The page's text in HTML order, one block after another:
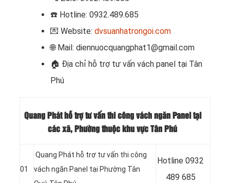
☎️ Hotline: 0932.489.685
💌 Website: dvsuanhatrongoi.com
🌐 Mail: diennuocquangphat1@gmail.com
🏠 Địa chỉ hỗ trợ tư vấn vách panel tại Tân
Phú
Quang Phát hỗ trợ tư vấn thi công vách ngăn Panel tại
các xã, Phường thuộc khu vực Tân Phú
01
Quang Phát hỗ trợ tư vấn thi công
vách ngăn Panel tại Phường Tân
Hotline 0932
489 685